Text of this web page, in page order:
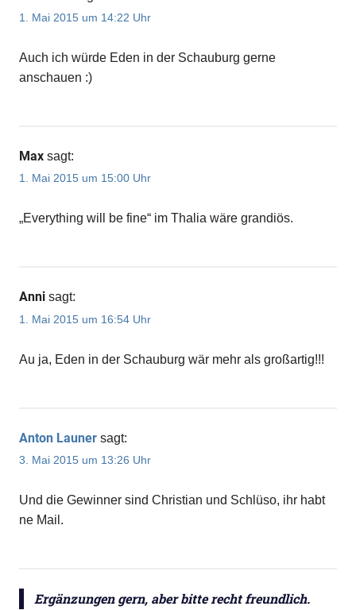
1. Mai 2015 um 14:22 Uhr
Auch ich würde Eden in der Schauburg gerne
anschauen :)
Max sagt:
1. Mai 2015 um 15:00 Uhr
„Everything will be fine“ im Thalia wäre grandiös.
Anni sagt:
1. Mai 2015 um 16:54 Uhr
Au ja, Eden in der Schauburg wär mehr als großartig!!!
Anton Launer sagt:
3. Mai 2015 um 13:26 Uhr
Und die Gewinner sind Christian und Schlüso, ihr habt
ne Mail.
Ergänzungen gern, aber bitte recht freundlich.